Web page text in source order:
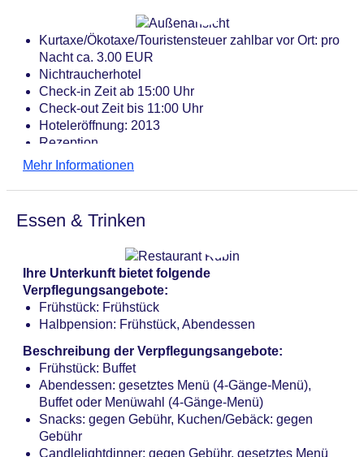
Kurtaxe/Ökotaxe/Touristensteuer zahlbar vor Ort: pro
Nacht ca. 3.00 EUR
Nichtraucherhotel
Check-in Zeit ab 15:00 Uhr
Check-out Zeit bis 11:00 Uhr
Hoteleröffnung: 2013
Rezeption
Lift
Internet: WLAN/WiFi, im gesamten Hotel (Anlage):
ohne Gebühr
Internetterminal: ohne Gebühr
Zahlungsarten: TUI Card / VISA, MasterCard,
American Express, EC Karte/Maestro
Haustiere nicht erlaubt
Parkmöglichkeiten: Parkplatz (nach Verfügbarkeit),
unbewacht: pro Tag ca. 8.00 EUR, Garage: pro
Nacht ca. 10 EUR
Tagungseinrichtungen: Konferenzräume: 3,
klimatisierte Tagungsräume, Tageslicht,
Tagungsequipment: gegen Gebühr, Coffee Breaks:
gegen Gebühr
Gebäudeanzahl: 1, Etagen: 4, Zimmer: 84
Landeskategorie: 4,5 Sterne
Mehr Informationen
Essen & Trinken
Ihre Unterkunft bietet folgende
Verpflegungsangebote:
Frühstück: Frühstück
Halbpension: Frühstück, Abendessen
Beschreibung der Verpflegungsangebote:
Frühstück: Buffet
Abendessen: gesetztes Menü (4-Gänge-Menü),
Buffet oder Menüwahl (4-Gänge-Menü)
Snacks: gegen Gebühr, Kuchen/Gebäck: gegen
Gebühr
Candlelightdinner: gegen Gebühr, gesetztes Menü